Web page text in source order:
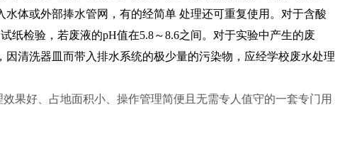
体或外部捧水管网，有的经简单 处理还可重复使用。对于含酸
纸检验，若废液的pH值在5.8～8.6之间。对于实验中产生的废
清洗器皿而带入排水系统的极少量的污染物，应经学校废水处理
果好、占地面积小、操作管理简便且无需专人值守的一套专门用